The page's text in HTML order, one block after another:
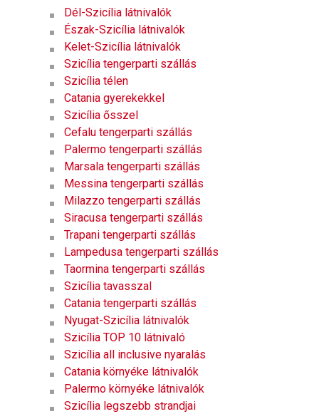
Dél-Szicília látnivalók
Észak-Szicília látnivalók
Kelet-Szicília látnivalók
Szicília tengerparti szállás
Szicília télen
Catania gyerekekkel
Szicília ősszel
Cefalu tengerparti szállás
Palermo tengerparti szállás
Marsala tengerparti szállás
Messina tengerparti szállás
Milazzo tengerparti szállás
Siracusa tengerparti szállás
Trapani tengerparti szállás
Lampedusa tengerparti szállás
Taormina tengerparti szállás
Szicília tavasszal
Catania tengerparti szállás
Nyugat-Szicília látnivalók
Szicília TOP 10 látnivaló
Szicília all inclusive nyaralás
Catania környéke látnivalók
Palermo környéke látnivalók
Szicília legszebb strandjai